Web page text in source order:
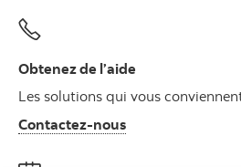
Obtenez de l’aide
Les solutions qui vous
Contactez-nousAutres